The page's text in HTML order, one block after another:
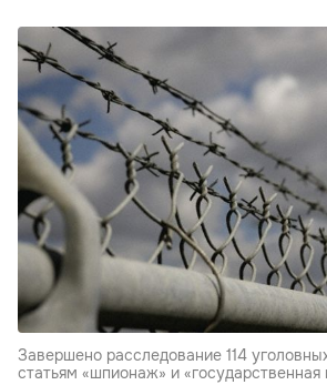
Завершено расследование 114
статьям «шпионаж» и «государственная